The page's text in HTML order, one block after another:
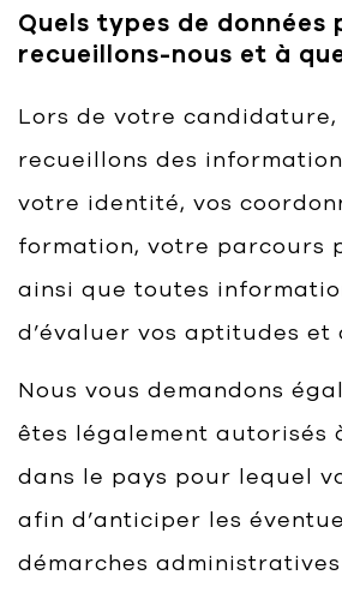
Quels types de données
recueillons-nous et à
Lors de votre candidature,
recueillons des
votre identité, vos
formation, votre parcours
ainsi que toutes
d’évaluer vos aptitudes et
Nous vous demandons
êtes légalement autorisés
dans le pays pour lequel
afin d’anticiper les
démarches